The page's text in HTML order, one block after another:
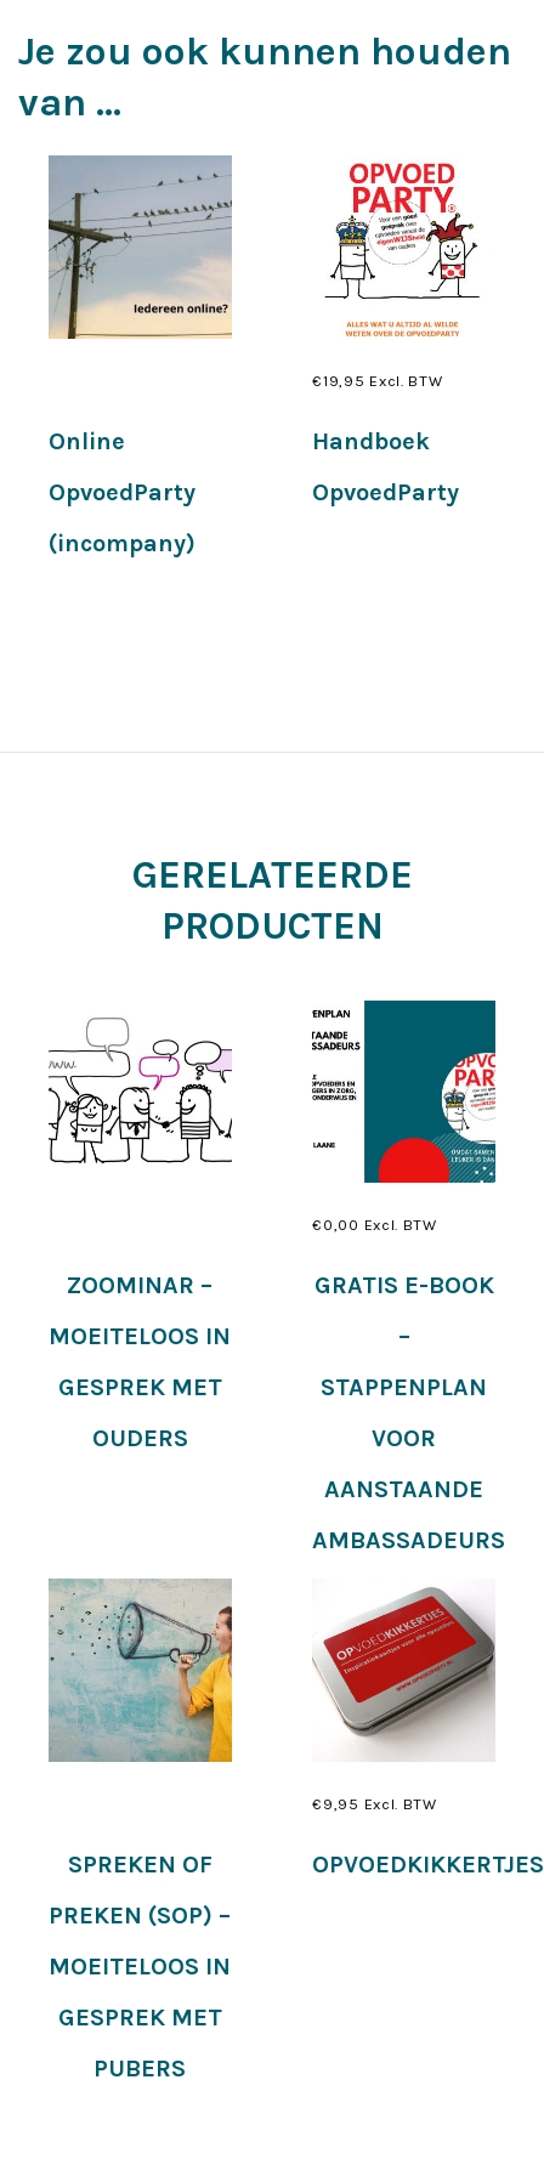
Je zou ook kunnen houden
van …
Online
OpvoedParty
(incompany)
€19,95 Excl. BTW
winkelwagen
Handboek
OpvoedParty
GERELATEERDE
PRODUCTEN
ZOOMINAR –
MOEITELOOS IN
GESPREK MET
OUDERS
€ 0,00 Excl. BTW
winkelwagen
GRATIS E-BOOK
–
STAPPENPLAN
VOOR
AANSTAANDE
AMBASSADEURS
SPREKEN OF
PREKEN (SOP) –
MOEITELOOS IN
GESPREK MET
PUBERS
€ 9,95 Excl. BTW
winkelwagen
OPVOEDKIKKERTJES